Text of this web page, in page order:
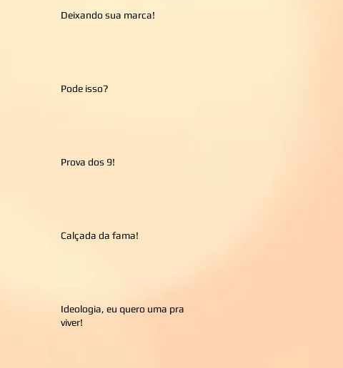
Deixando sua marca!
Pode isso?
Prova dos 9!
Calçada da fama!
Ideologia, eu quero uma pra
viver!